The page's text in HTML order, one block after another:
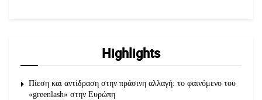
Highlights
Πίεση και αντίδραση στην πράσινη αλλαγή: το φαινόμενο του
«greenlash» στην Ευρώπη